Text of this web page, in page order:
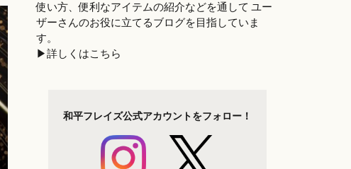
使い方、便利なアイテムの紹介などを通して ユー
ザーさんのお役に立てるブログを目指していま
す。
▶︎詳しくはこちら
和平フレイズ公式アカウントをフォロー！